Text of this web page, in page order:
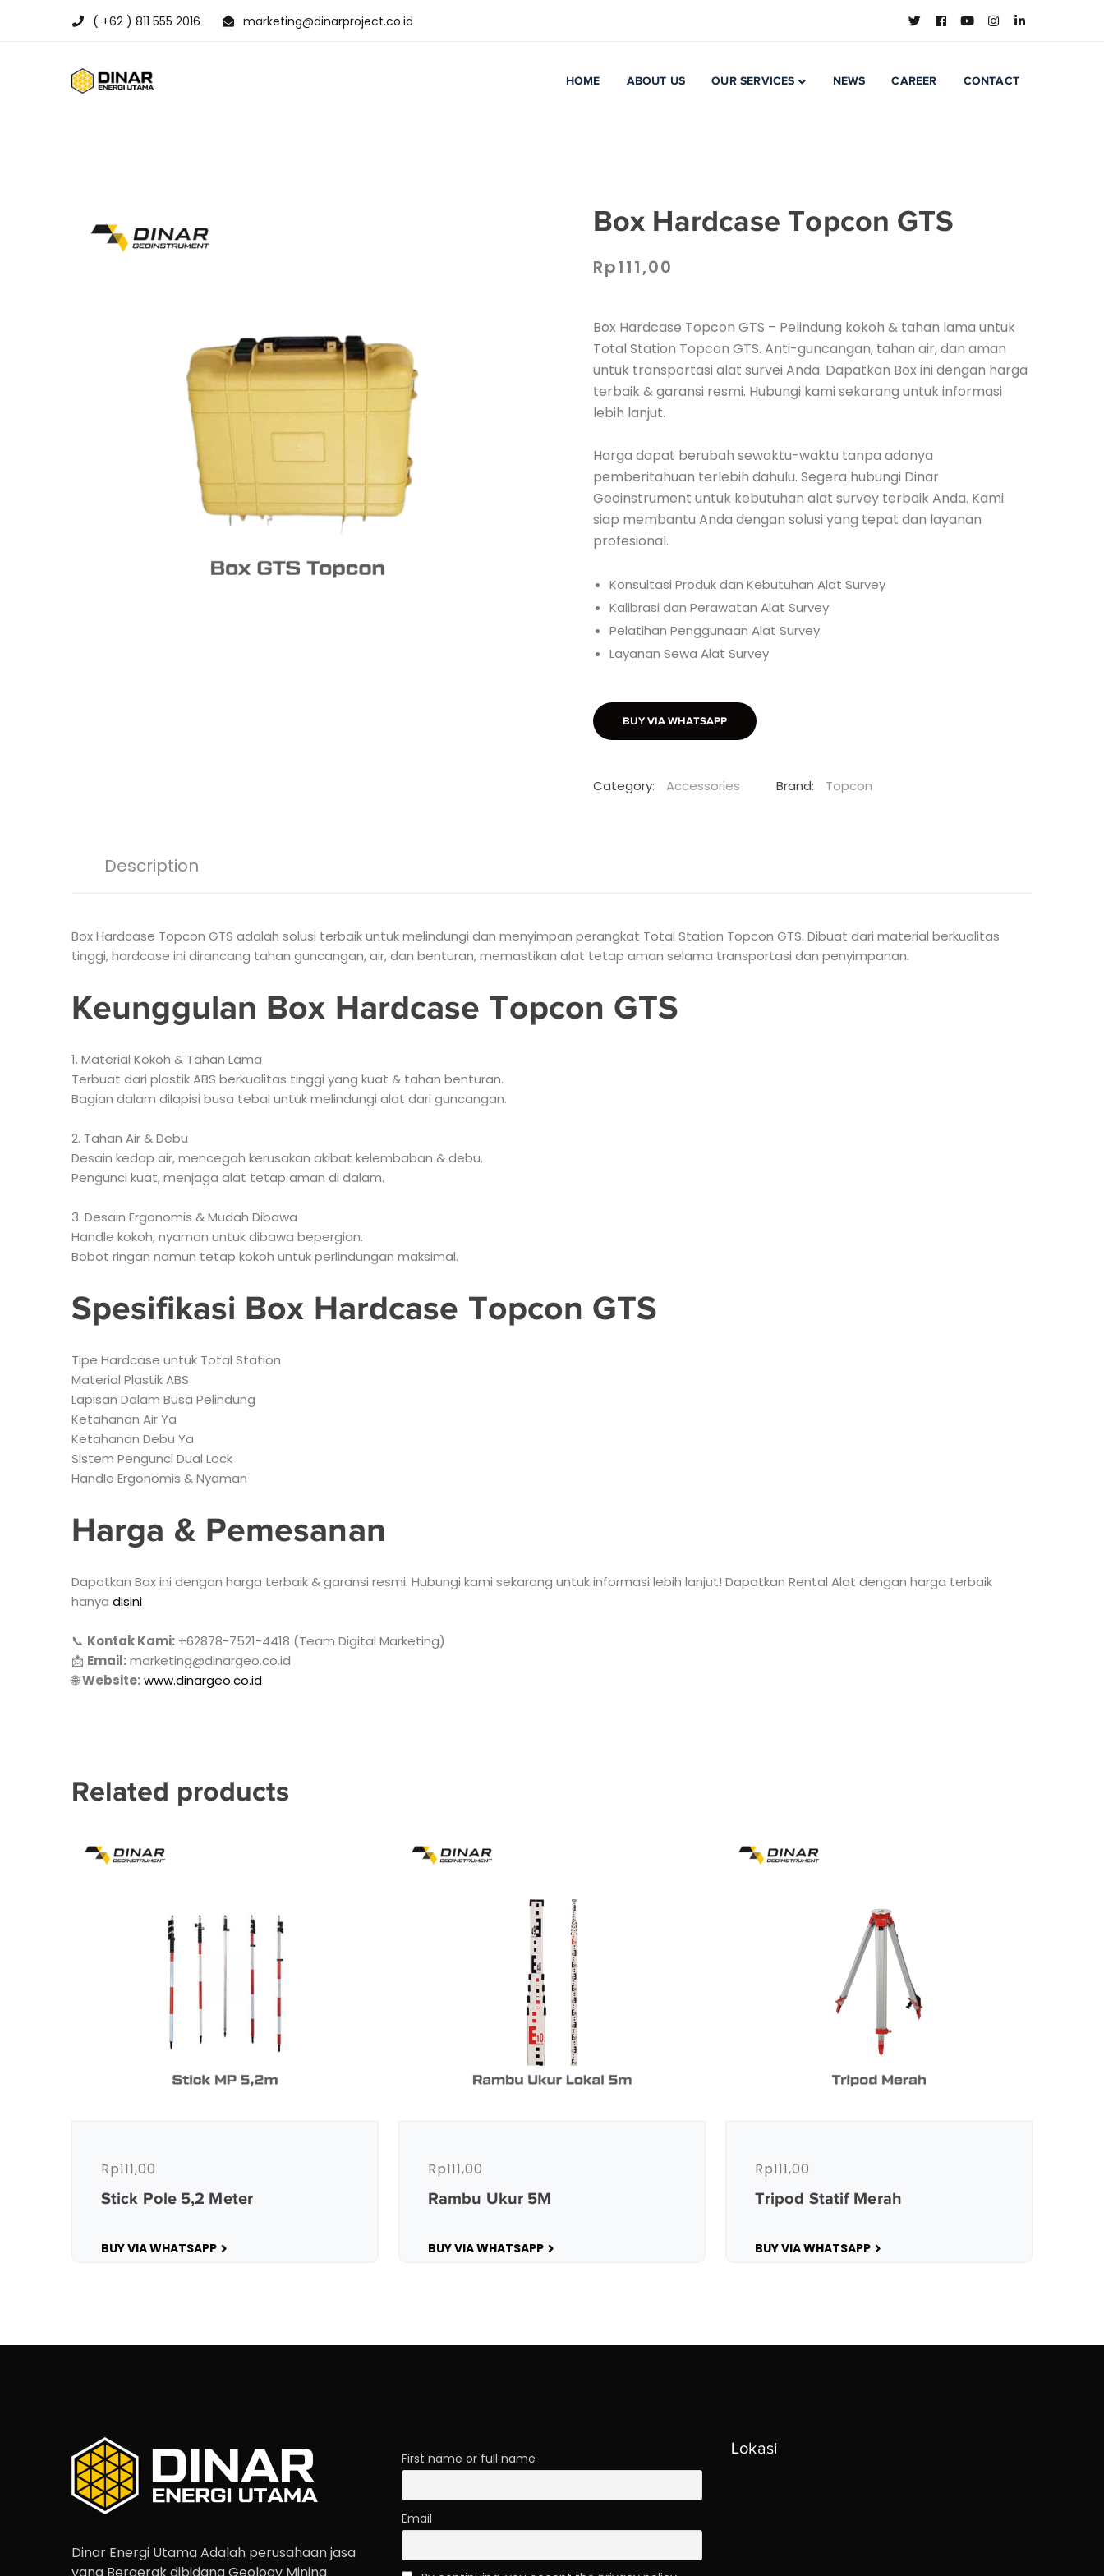
( +62 ) 811 555 2016 marketing@dinarproject.co.id
HOME ABOUT US OUR SERVICES NEWS CAREER CONTACT
Box Hardcase Topcon GTS
Rp111,00
Box Hardcase Topcon GTS – Pelindung kokoh & tahan lama untuk
Total Station Topcon GTS. Anti-guncangan, tahan air, dan aman
untuk transportasi alat survei Anda. Dapatkan Box ini dengan harga
terbaik & garansi resmi. Hubungi kami sekarang untuk informasi
lebih lanjut.
Harga dapat berubah sewaktu-waktu tanpa adanya
pemberitahuan terlebih dahulu. Segera hubungi Dinar
Geoinstrument untuk kebutuhan alat survey terbaik Anda. Kami
siap membantu Anda dengan solusi yang tepat dan layanan
profesional.
Konsultasi Produk dan Kebutuhan Alat Survey
Kalibrasi dan Perawatan Alat Survey
Pelatihan Penggunaan Alat Survey
Layanan Sewa Alat Survey
BUY VIA WHATSAPP
Category: Accessories Brand: Topcon
Description
Box Hardcase Topcon GTS adalah solusi terbaik untuk melindungi dan menyimpan perangkat Total Station Topcon GTS. Dibuat dari material berkualitas
tinggi, hardcase ini dirancang tahan guncangan, air, dan benturan, memastikan alat tetap aman selama transportasi dan penyimpanan.
Keunggulan Box Hardcase Topcon GTS
1. Material Kokoh & Tahan Lama
Terbuat dari plastik ABS berkualitas tinggi yang kuat & tahan benturan.
Bagian dalam dilapisi busa tebal untuk melindungi alat dari guncangan.
2. Tahan Air & Debu
Desain kedap air, mencegah kerusakan akibat kelembaban & debu.
Pengunci kuat, menjaga alat tetap aman di dalam.
3. Desain Ergonomis & Mudah Dibawa
Handle kokoh, nyaman untuk dibawa bepergian.
Bobot ringan namun tetap kokoh untuk perlindungan maksimal.
Spesifikasi Box Hardcase Topcon GTS
Tipe Hardcase untuk Total Station
Material Plastik ABS
Lapisan Dalam Busa Pelindung
Ketahanan Air Ya
Ketahanan Debu Ya
Sistem Pengunci Dual Lock
Handle Ergonomis & Nyaman
Harga & Pemesanan
Dapatkan Box ini dengan harga terbaik & garansi resmi. Hubungi kami sekarang untuk informasi lebih lanjut! Dapatkan Rental Alat dengan harga terbaik
hanya disini
📞 Kontak Kami: +62878-7521-4418 (Team Digital Marketing)
📩 Email:marketing@dinargeo.co.id
🌐Website:www.dinargeo.co.id
Related products
Stick Pole 5,2 Meter
Rp111,00
BUY VIA WHATSAPP
Rambu Ukur 5M
Rp111,00
BUY VIA WHATSAPP
Tripod Statif Merah
Rp111,00
BUY VIA WHATSAPP
Dinar Energi Utama Adalah perusahaan jasa
First name or full name
Email
Lokasi